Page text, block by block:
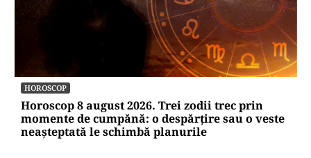
HOROSCOP
Horoscop 8 august 2026. Trei zodii trec prin
momente de cumpănă: o despărțire sau o veste
neașteptată le schimbă planurile